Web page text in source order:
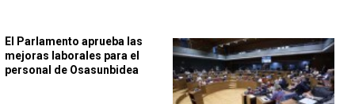
El Parlamento aprueba las
mejoras laborales para el
personal de Osasunbidea